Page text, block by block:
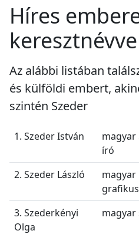
Híres
Az alábbi listában
és külföldi embert,
szintén Szeder
1. Szeder István
magyar
író
2. Szeder László
magyar
grafikus
3. Szederkényi
Olga
magyar